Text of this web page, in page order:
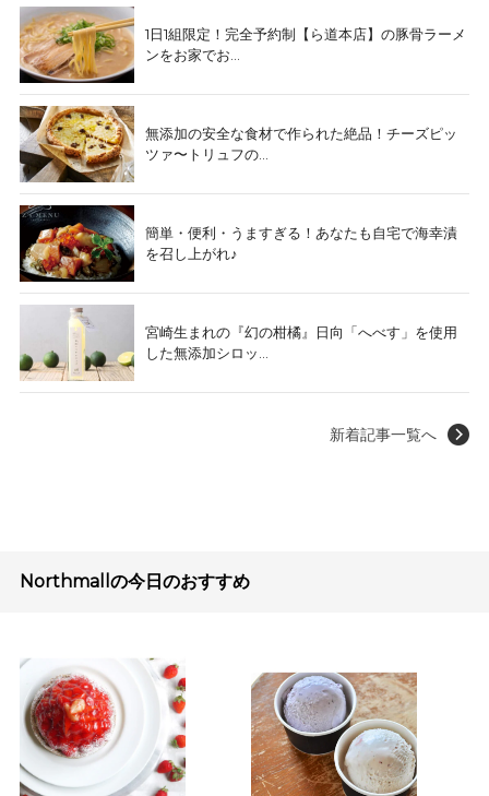
1日1組限定！完全予約制【ら道本店】の豚骨ラーメ
ンをお家でお...
無添加の安全な食材で作られた絶品！チーズピッ
ツァ〜トリュフの...
簡単・便利・うますぎる！あなたも自宅で海幸漬
を召し上がれ♪
宮崎生まれの『幻の柑橘』日向「へべす」を使用
した無添加シロッ...
新着記事一覧へ
Northmallの今日のおすすめ